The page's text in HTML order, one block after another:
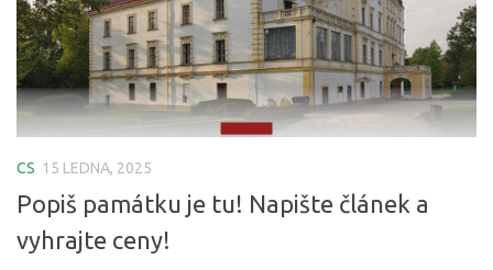
CS 15 LEDNA, 2025
Popiš památku je tu! Napište článek a
vyhrajte ceny!